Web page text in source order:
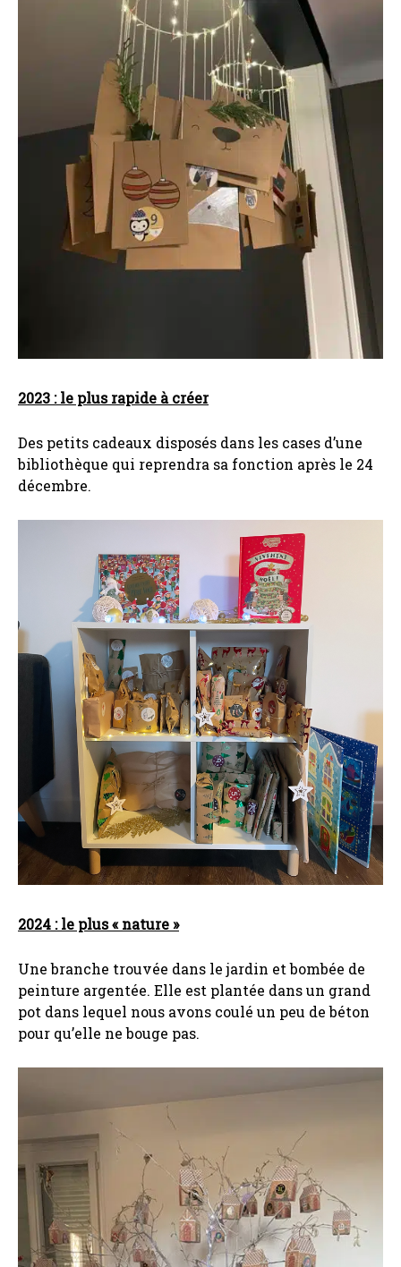
2023 : le plus rapide à créer
Des petits cadeaux disposés dans les cases d’une
bibliothèque qui reprendra sa fonction après le 24
décembre.
2024 : le plus « nature »
Une branche trouvée dans le jardin et bombée de
peinture argentée. Elle est plantée dans un grand
pot dans lequel nous avons coulé un peu de béton
pour qu’elle ne bouge pas.